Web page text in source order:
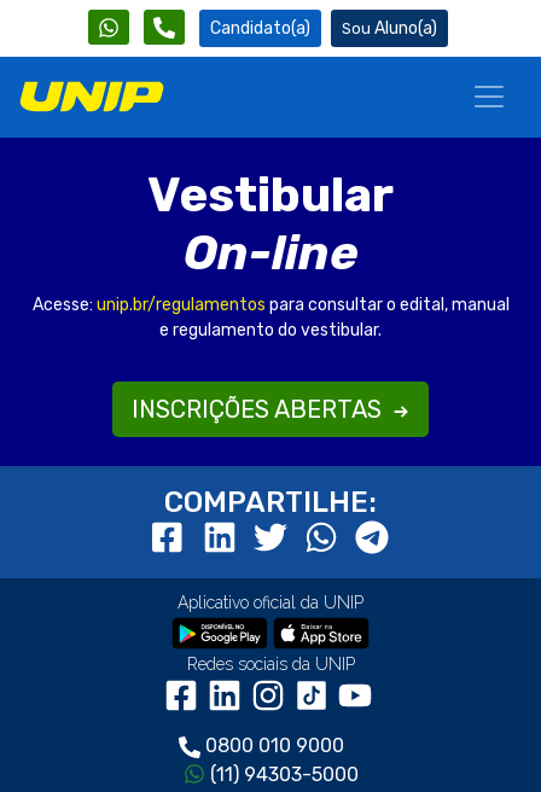
Candidato(a) Aluno(a)
Vestibular
On-line
Acesse: unip.br/regulamentos para consultar o edital, manual
e regulamento do vestibular.
INSCRIÇÕES ABERTAS
COMPARTILHE:
Aplicativo oficial da UNIP
Redes sociais da UNIP
0800 010 9000
(11) 94303-5000